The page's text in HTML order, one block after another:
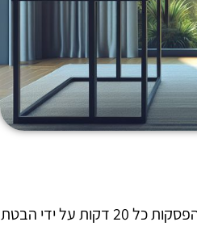
זמן מסך מופרז עלול לאמץ את העיניים ולהוביל לאי נוחות. נסו לעשות הפסקות כל 20 דקות על ידי הבטת